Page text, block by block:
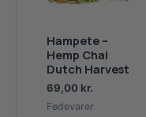
Hampete –
Hemp Chai
Dutch Harvest
69,00 kr.
Fødevarer